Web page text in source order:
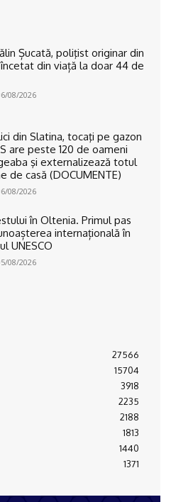
Șucată, poliţist originar din
din viață la doar 44 de
08/2026
din Slatina, tocaţi pe gazon
are peste 120 de oameni
şi externalizează totul
de casă (DOCUMENTE)
08/2026
în Oltenia. Primul pas
internațională în
UNESCO
08/2026
27566
15704
3918
2235
2188
1813
1440
1371